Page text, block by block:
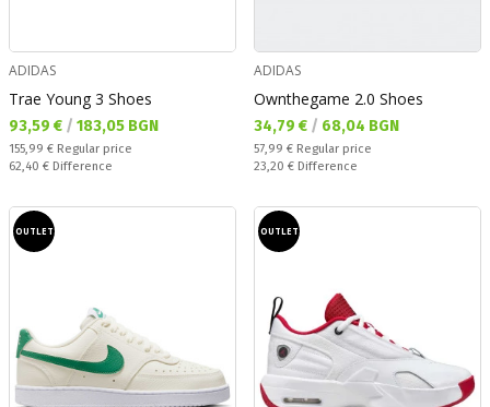
ADIDAS
Trae Young 3 Shoes
Текуща цена:
93,59 € / 183,05 BGN
Regular price:
155,99 € Regular price
Спестявате:
62,40 € Difference
ADIDAS
Ownthegame 2.0 Shoes
Текуща цена:
34,79 € / 68,04 BGN
Regular price:
57,99 € Regular price
Спестявате:
23,20 € Difference
OUTLET OUTLET